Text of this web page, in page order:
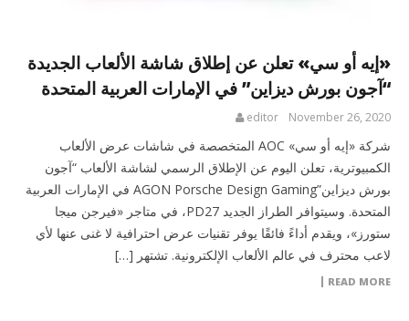
«إيه أو سي» تعلن عن إطلاق شاشة الألعاب الجديدة
“آجون بورش ديزاين” في الإمارات العربية المتحدة
November 26, 2020
editor
شركة «إيه أو سي» AOC المتخصصة في شاشات عرض الألعاب
الكمبيوترية، تعلن اليوم عن الإطلاق الرسمي لشاشة الألعاب “آجون
بورش ديزاين”AGON Porsche Design Gaming في الإمارات العربية
المتحدة. وسيتوافر الطراز الجديد PD27، في متاجر «فيرجن ميجا
ستورز»، ويقدم أداءً فائقًا يوفر تقنيات عرض احترافية لا غنى عنها لأي
لاعب محترف في عالم الألعاب الإلكترونية. تشتهر […]
READ MORE